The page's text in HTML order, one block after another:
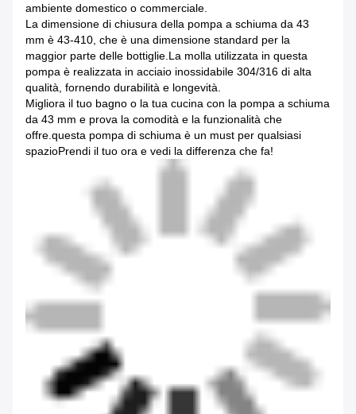
ambiente domestico o commerciale.
La dimensione di chiusura della pompa a schiuma da 43
mm è 43-410, che è una dimensione standard per la
maggior parte delle bottiglie.La molla utilizzata in questa
pompa è realizzata in acciaio inossidabile 304/316 di alta
qualità, fornendo durabilità e longevità.
Migliora il tuo bagno o la tua cucina con la pompa a schiuma
da 43 mm e prova la comodità e la funzionalità che
offre.questa pompa di schiuma è un must per qualsiasi
spazioPrendi il tuo ora e vedi la differenza che fa!